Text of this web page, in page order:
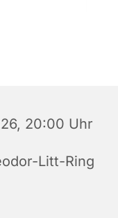
20:00 Uhr
Litt-Ring